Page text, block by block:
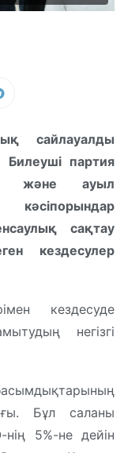
сайлауалды
партия
және ауыл
кәсіпорындар
сақтау
кездесулер
кездесуде
негізгі
Бұл саланы
5%-не дейін